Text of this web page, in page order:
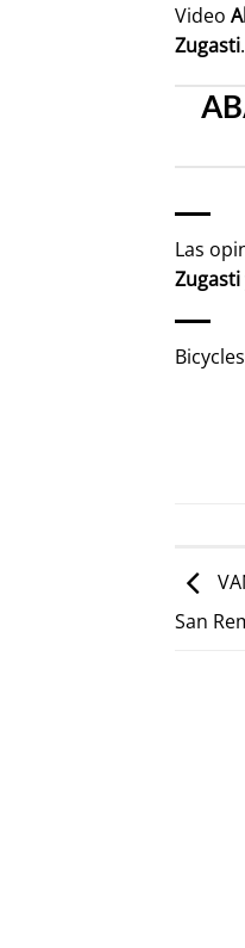
Video
Zugasti.
Las
Zugasti
San